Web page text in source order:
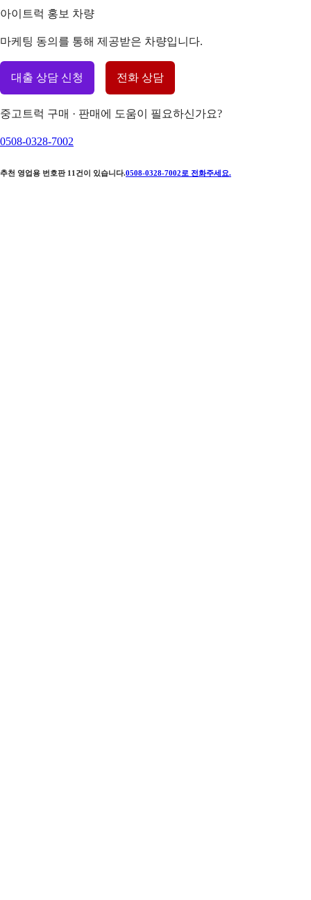
아이트럭 홍보 차량
마케팅 동의를 통해 제공받은 차량입니다.
대출 상담 신청 전화 상담
중고트럭 구매 · 판매에 도움이 필요하신가요?
0508-0328-7002
추천 영업용 번호판 11 건이 있습니다.0508-0328-7002 로 전화주세요.